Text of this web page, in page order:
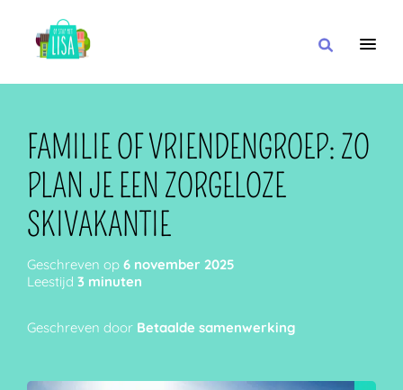
OF
FAMILIE OF VRIENDENGROEP: ZO
PLAN JE EEN ZORGELOZE
SKIVAKANTIE
Geschreven op 6 november 2025
Leestijd 3 minuten
Geschreven door Betaalde samenwerking